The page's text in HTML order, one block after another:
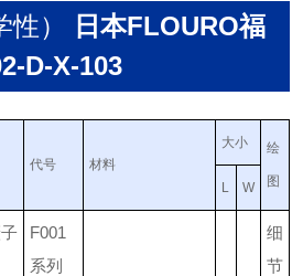
性） 日本FLOURO福
D-X-103
代号 材料
大小 绘
图
L W
F001
系列
细
节